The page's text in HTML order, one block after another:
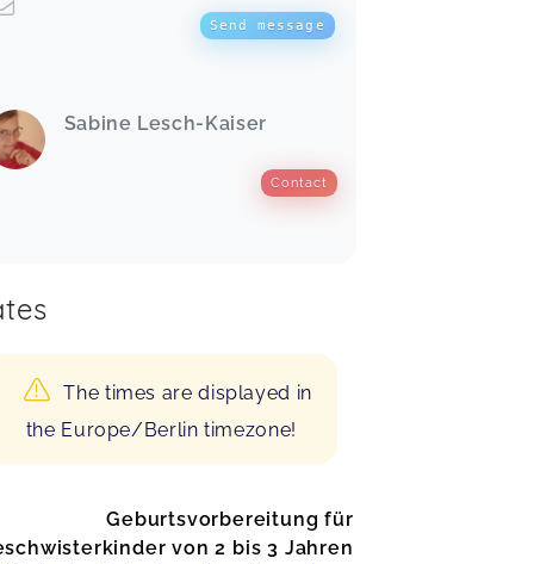
Send message
Sabine Lesch-Kaiser
Contact
The times are displayed in
the Europe/Berlin timezone!
Geburtsvorbereitung für
von 2 bis 3 Jahren